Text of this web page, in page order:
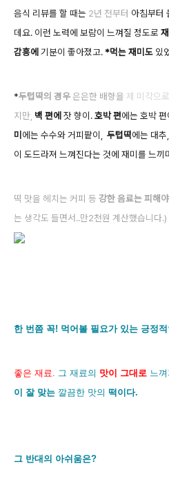
음식 리뷰를 할 때는 2년 전부터 아침부터
데요. 이런 노력에 보람이 느껴질 정도로
감흥에 기분이 좋아졌고.*먹는 재미도 있
*두텁떡의 경우은은한 배향을 제 미각으
지만, 백 편에 잣 향이.호박 편에는 호박 편
미 에는 수수와 거피팥이, 두텁떡에는 대
이 도드라져 느껴진다는 것에 재미를 느끼
떡 맛을 헤치는 커피 등 강한 음료는 피해
는 생각도 들면서..만2천원 계산했습니다.)
한 번쯤 꼭! 먹어볼 필요가 있는 긍정
좋은 재료. 그 재료의 맛이 그대로 느
이 잘 맞는 깔끔한 맛의 떡이다.
그 반대의 아쉬움은?